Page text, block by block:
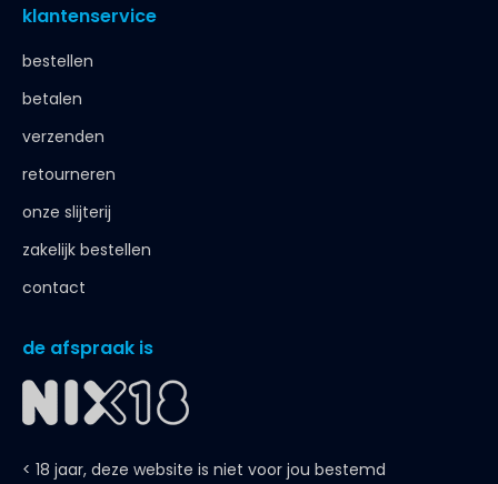
klantenservice
bestellen
betalen
verzenden
retourneren
onze slijterij
zakelijk bestellen
contact
de afspraak is
< 18 jaar, deze website is niet voor jou bestemd